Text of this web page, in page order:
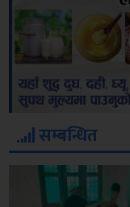
सम्बन्धित